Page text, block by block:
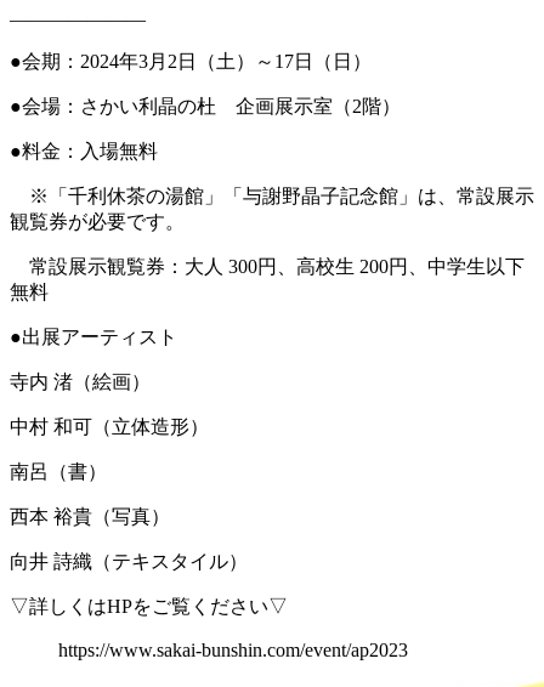
———————
●会期：2024年3月2日（土）～17日（日）
●会場：さかい利晶の杜 企画展示室（2階）
●料金：入場無料
※「千利休茶の湯館」「与謝野晶子記念館」は、常設展示
観覧券が必要です。
常設展示観覧券：大人 300円、高校生 200円、中学生以下
無料
●出展アーティスト
寺内 渚（絵画）
中村 和可（立体造形）
南呂（書）
西本 裕貴（写真）
向井 詩織（テキスタイル）
▽詳しくはHPをご覧ください▽
https://www.sakai-bunshin.com/event/ap2023